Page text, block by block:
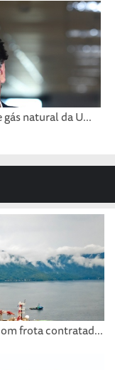
natural da U...
frota contratad...